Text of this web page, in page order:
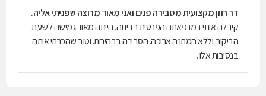
דר רוזן מקצועית מסבירה פנים ואני מאוד מרוצה שפניתי אליה.
קיבלה אותי במרפאתה הפרטית בביתה. הייתה מאוד גמישה לשעת
הביקור. וללא המתנה ארוכה. הסבירה בבהירות. וטוב שהכרתי אותה
בנסיבות אלו .